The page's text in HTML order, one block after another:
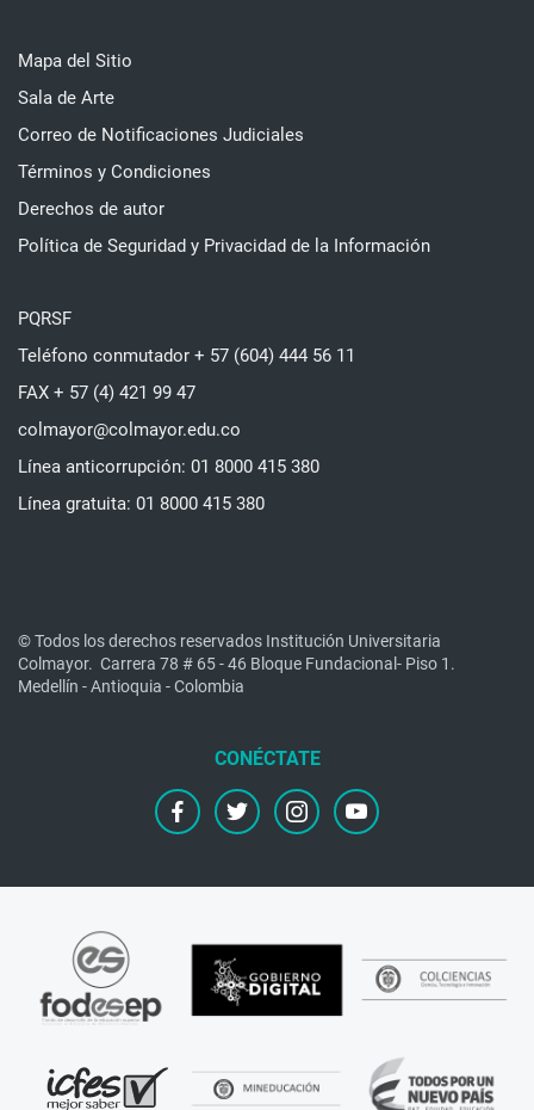
Mapa del Sitio
Sala de Arte
Correo de Notificaciones Judiciales
Términos y Condiciones
Derechos de autor
Política de Seguridad y Privacidad de la Información
PQRSF
Teléfono conmutador + 57 (604) 444 56 11
FAX + 57 (4) 421 99 47
colmayor@colmayor.edu.co
Línea anticorrupción: 01 8000 415 380
Línea gratuita: 01 8000 415 380
© Todos los derechos reservados Institución Universitaria
Colmayor. Carrera 78 # 65 - 46 Bloque Fundacional- Piso 1.
Medellín - Antioquia - Colombia
facebooktwitter instagramyoutube